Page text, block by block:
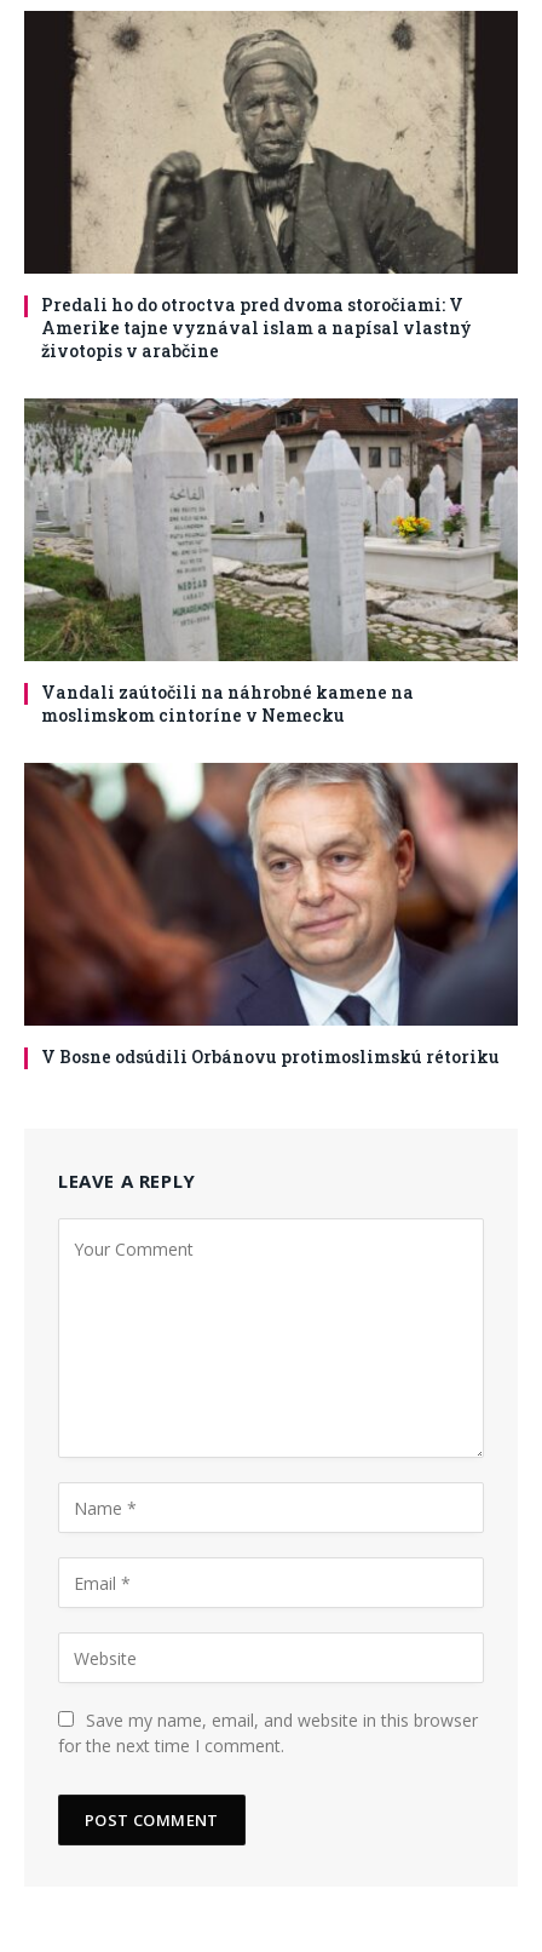
Predali ho do otroctva pred dvoma storočiami: V
Amerike tajne vyznával islam a napísal vlastný
životopis v arabčine
Vandali zaútočili na náhrobné kamene na
moslimskom cintoríne v Nemecku
V Bosne odsúdili Orbánovu protimoslimskú rétoriku
LEAVE A REPLY
Save my name, email, and website in this browser
for the next time I comment.